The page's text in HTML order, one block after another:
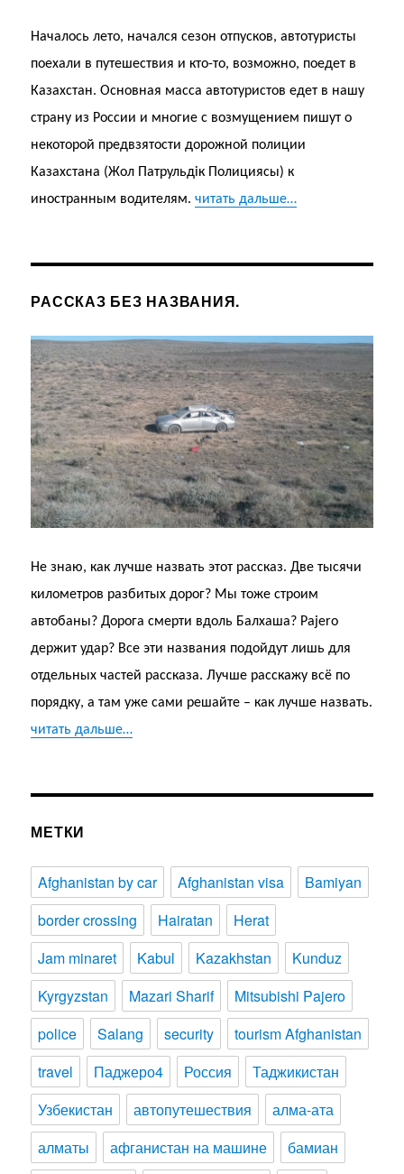
Началось лето, начался сезон отпусков, автотуристы
поехали в путешествия и кто-то, возможно, поедет в
Казахстан. Основная масса автотуристов едет в нашу
страну из России и многие с возмущением пишут о
некоторой предвзятости дорожной полиции
Казахстана (Жол Патрульдік Полициясы) к
иностранным водителям.читать дальше…
РАССКАЗ БЕЗ НАЗВАНИЯ.
Не знаю, как лучше назвать этот рассказ. Две тысячи
километров разбитых дорог? Мы тоже строим
автобаны? Дорога смерти вдоль Балхаша? Pajero
держит удар? Все эти названия подойдут лишь для
отдельных частей рассказа. Лучше расскажу всё по
порядку, а там уже сами решайте – как лучше назвать.
читать дальше…
МЕТКИ
Afghanistan by car Afghanistan visa
Bamiyan
border crossing
Hairatan
Herat
Jam minaret
Kabul Kazakhstan
Kunduz
Kyrgyzstan
Mazari Sharif
Mitsubishi Pajero
police
Salang security
tourism Afghanistan
travel
Паджеро4 Россия
Таджикистан
Узбекистан
автопутешествия
алма-ата
алматы
афганистан на машине
бамиан